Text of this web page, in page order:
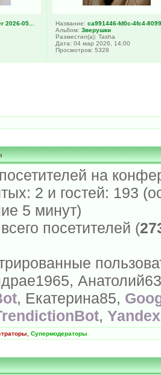
2026-05...
Название: ca991446-fd0c-4fc4-
Альбом: Зверушки
Разместил(а): Tasha
Дата: 04 мар 2026, 14:00
Просмотров: 5328
на
2 и гостей: 193
5 минут)
посетителей (
, Екатерина85,
,
Супермодераторы